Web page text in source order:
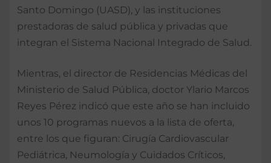
Santo Domingo (UASD), y las instituciones
prestadoras de salud pública y privadas que
integran el Sistema Nacional Integrado de Salud.
Mientras, el director de Residencias Médicas del
Ministerio de Salud Pública, doctor Ylario Marcos
Reyes Pérez indicó que este año se han incluido
unos 10 programas nuevos a la lista de oferta,
entre los que figuran: Cirugía Cardiovascular
Pediátrica, Neumología y Cuidados Críticos,